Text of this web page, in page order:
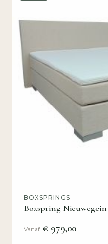
BOXSPRINGS
Boxspring Nieuwegein
Vanaf € 979,00